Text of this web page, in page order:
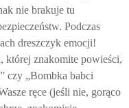
nie brakuje tu
Podczas
dreszczyk emocji!
której znakomite powieści,
czy „Bombka babci
ręce (jeśli nie, gorąco